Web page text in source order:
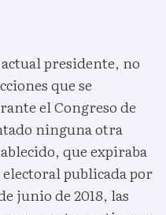
presidente, no
que se
el Congreso de
ninguna otra
que expiraba
publicada por
junio de 2018, las